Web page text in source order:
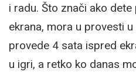
i radu. Što znači ako
ekrana, mora u provesti
provede 4 sata ispred
u igri, a retko ko danas